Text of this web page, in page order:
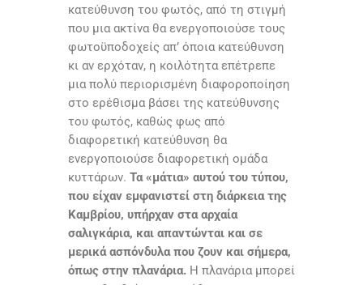
κατεύθυνση του φωτός, από τη στιγμή
που μια ακτίνα θα ενεργοποιούσε τους
φωτοϋποδοχείς απ’ όποια κατεύθυνση
κι αν ερχόταν, η κοιλότητα επέτρεπε
μια πολύ περιορισμένη διαφοροποίηση
στο ερέθισμα βάσει της κατεύθυνσης
του φωτός, καθώς φως από
διαφορετική κατεύθυνση θα
ενεργοποιούσε διαφορετική ομάδα
κυττάρων. Τα «μάτια» αυτού του τύπου,
που είχαν εμφανιστεί στη διάρκεια της
Καμβρίου, υπήρχαν στα αρχαία
σαλιγκάρια, και απαντώνται και σε
μερικά ασπόνδυλα που ζουν και σήμερα,
όπως στην πλανάρια. Η πλανάρια μπορεί